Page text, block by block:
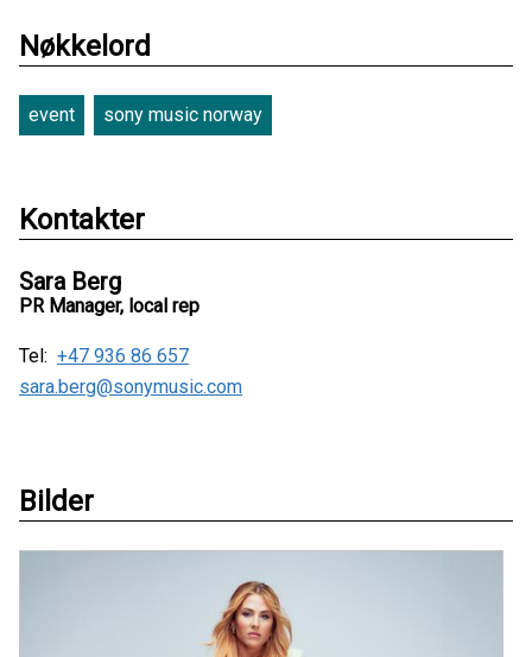
Nøkkelord
event sony music norway
Kontakter
Sara Berg
PR Manager, local rep
Tel: +47 936 86 657
sara.berg@sonymusic.com
Bilder